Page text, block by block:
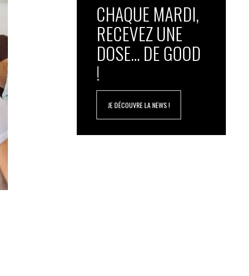
CHAQUE MARDI,
RECEVEZ UNE
DOSE... DE GOOD
!
JE DÉCOUVRE LA NEWS !